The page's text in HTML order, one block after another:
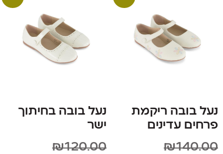
נעל בובה ריקמת
פרחים עדינים
₪140.00
נעל בובה בחיתוך
ישר
₪120.00